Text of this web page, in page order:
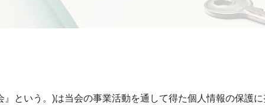
という。)は当会の事業活動を通して得た個人情報の保護